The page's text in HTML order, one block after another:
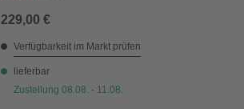
229,00 €
Verfügbarkeit im Markt prüfen
lieferbar
Zustellung 08.08. - 11.08.